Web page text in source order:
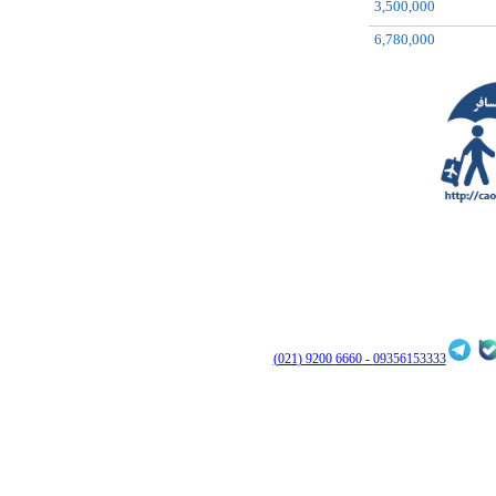
12,169,000
7,865,000
3,500,000
6,780,000
09356153333 -
6660 9200 (021)